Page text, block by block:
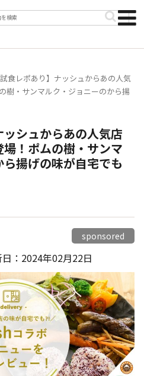
試食レポあり】ナッシュからあの人気
樹・サンマルク・ジョニーのから揚
ッシュからあの人気店
！ポムの樹・サンマ
揚げの味が自宅でも
sponsored
：2024年02月22日